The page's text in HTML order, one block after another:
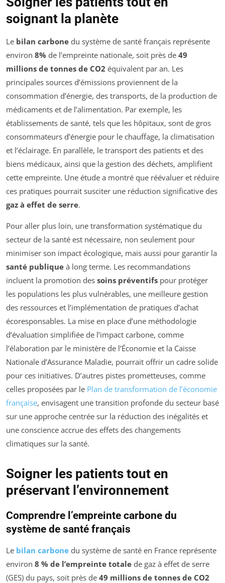
soignant la planète
Le bilan carbone du système de santé français représente
environ 8% de l’empreinte nationale, soit près de 49
millions de tonnes de CO2 équivalent par an. Les
principales sources d’émissions proviennent de la
consommation d’énergie, des transports, de la production de
médicaments et de l’alimentation. Par exemple, les
établissements de santé, tels que les hôpitaux, sont de gros
consommateurs d’énergie pour le chauffage, la climatisation
et l’éclairage. En parallèle, le transport des patients et des
biens médicaux, ainsi que la gestion des déchets, amplifient
cette empreinte. Une étude a montré que réévaluer et réduire
ces pratiques pourrait susciter une réduction significative des
gaz à effet de serre.
Pour aller plus loin, une transformation systématique du
secteur de la santé est nécessaire, non seulement pour
minimiser son impact écologique, mais aussi pour garantir la
santé publique à long terme. Les recommandations
incluent la promotion des soins préventifs pour protéger
les populations les plus vulnérables, une meilleure gestion
des ressources et l’implémentation de pratiques d’achat
écoresponsables. La mise en place d’une méthodologie
d’évaluation simplifiée de l’impact carbone, comme
l’élaboration par le ministère de l’Économie et la Caisse
Nationale d’Assurance Maladie, pourrait offrir un cadre solide
pour ces initiatives. D’autres pistes prometteuses, comme
celles proposées par le Plan de transformation de l’économie
française, envisagent une transition profonde du secteur basé
sur une approche centrée sur la réduction des inégalités et
une conscience accrue des effets des changements
climatiques sur la santé.
Soigner les patients tout en
préservant l’environnement
Comprendre l’empreinte carbone du
système de santé français
Le bilan carbone du système de santé en France représente
environ 8 % de l’empreinte totale de gaz à effet de serre
(GES) du pays, soit près de 49 millions de tonnes de CO2